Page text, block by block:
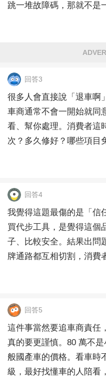
跳一堆故障碼，那就不是
回答3
很多人會直接說「退車啊
車商通常不會一開始就同
看、幫你處理。消費者這
次？多久修好？哪些項目
回答4
我覺得這題最傷的是「信
買代步工具，是覺得這個
子、比較安全。結果出問
牌通路都互相切割，消費
回答5
這件事當然要追車商責任
真的要更謹慎。80 萬不
般國產車的價格。看車時
級，最好找懂車的人陪看